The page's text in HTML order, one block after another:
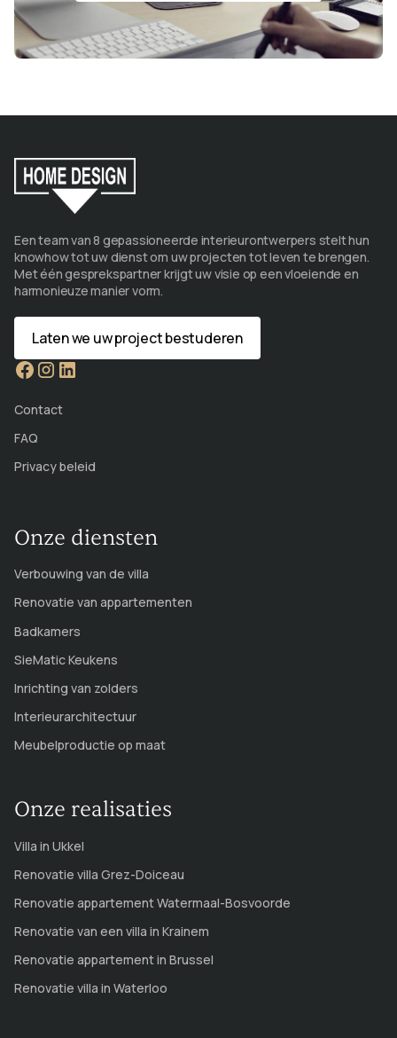
Een team van 8 gepassioneerde interieurontwerpers stelt hun
knowhow tot uw dienst om uw projecten tot leven te brengen.
Met één gesprekspartner krijgt uw visie op een vloeiende en
harmonieuze manier vorm.
Laten we uw project bestuderen
Contact
FAQ
Privacy beleid
Onze diensten
Verbouwing van de villa
Renovatie van appartementen
Badkamers
SieMatic Keukens
Inrichting van zolders
Interieurarchitectuur
Meubelproductie op maat
Onze realisaties
Villa in Ukkel
Renovatie villa Grez-Doiceau
Renovatie appartement Watermaal-Bosvoorde
Renovatie van een villa in Krainem
Renovatie appartement in Brussel
Renovatie villa in Waterloo